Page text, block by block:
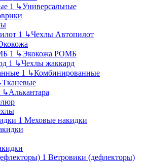
↳Универсальные
↳Чехлы Автопилот
↳Экокожа РОМБ
↳Чехлы жаккард
↳Комбинированные
Тканевые
↳Алькантара
Меховые накидки
Ветровики (дефлекторы)